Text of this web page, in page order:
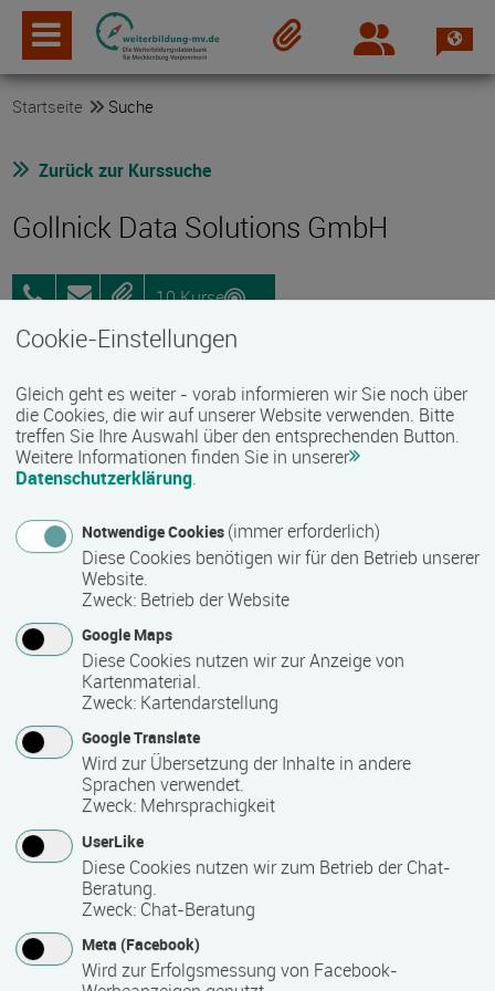
Login
Startseite Suche
Zurück zur Kurssuche
Gollnick Data Solutions GmbH
0178AnfragenMerken10 Kurse
Trägerzulassung nach AZAV
Kurzbeschreibung des Bildungsanbieters
Meine Firma bietet Online und Vor-Ort Trainings im Bereich
Programmierung an, vor allem künstliche Intelligenz.
Kontakt
Gollnick Data Solutions UG
Redderblock 28
22145 Hamburg
Deutschland
0178 6063036
info(at)gollnickdata.de
Kontaktformular
https://gollnickdata.de/
Cookie-Einstellungen
Gleich geht es weiter - vorab informieren wir Sie noch über
die Cookies, die wir auf unserer Website verwenden. Bitte
treffen Sie Ihre Auswahl über den entsprechenden Button.
Weitere Informationen finden Sie in unserer
Datenschutzerklärung.
Notwendige Cookies (immer erforderlich)
Diese Cookies benötigen wir für den Betrieb unserer
Website.
Zweck: Betrieb der Website
Google Maps
Diese Cookies nutzen wir zur Anzeige von
Kartenmaterial.
Zweck: Kartendarstellung
Google Translate
Wird zur Übersetzung der Inhalte in andere
Sprachen verwendet.
Zweck: Mehrsprachigkeit
UserLike
Diese Cookies nutzen wir zum Betrieb der Chat-
Beratung.
Zweck: Chat-Beratung
Meta (Facebook)
Wird zur Erfolgsmessung von Facebook-